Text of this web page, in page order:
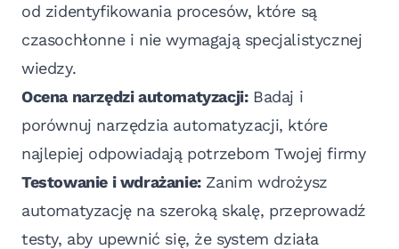
od zidentyfikowania procesów, które są
czasochłonne i nie wymagają specjalistycznej
wiedzy.
Ocena narzędzi automatyzacji:Badaj i
porównuj narzędzia automatyzacji, które
najlepiej odpowiadają potrzebom Twojej firmy
Testowanie i wdrażanie:Zanim wdrożysz
automatyzację na szeroką skalę, przeprowadź
testy, aby upewnić się, że system działa